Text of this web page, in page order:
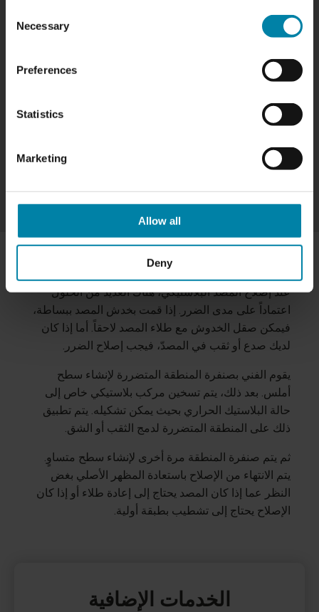
Selection
Necessary
Preferences
Statistics
Marketing
Allow all
Deny
ما هي تكلفة إصلاح المصد البلاستيكي؟
تعتمد تكلفة إصلاح الأضرار التي تلحق بالمصد البلاستيكي
على مدى الضرر وما إذا كان الضرر يحتاج إلى طلاء بعد
ذلك.كنقطة بداية، نقدم الأسعار التالية لإصلاح المصدات
تلف المصد بقياس 10 × 10 سم كحد أقصى. 10 × 10 سم:
إذا احتاج المصد إلى الطلاء بعد ذلك، فستكون هناك رسوم
كيفية إصلاح المصد البلاستيكي
عند إصلاح المصد البلاستيكي، هناك العديد من الحلول
اعتماداً على مدى الضرر. إذا قمت بخدش المصد ببساطة،
فيمكن صقل الخدوش مع طلاء المصد لاحقاً. أما إذا كان
لديك صدع أو ثقب في المصدّ، فيجب إصلاح الضرر.
يقوم الفني بصنفرة المنطقة المتضررة لإنشاء سطح
أملس. بعد ذلك، يتم تسخين مركب بلاستيكي خاص إلى
حالة البلاستيك الحراري بحيث يمكن تشكيله. يتم تطبيق
ذلك على المنطقة المتضررة لدمج الثقب أو الشق.
ثم يتم صنفرة المنطقة مرة أخرى لإنشاء سطح متساوٍ.
يتم الانتهاء من الإصلاح باستعادة المظهر الأصلي بغض
النظر عما إذا كان المصد يحتاج إلى إعادة طلاء أو إذا كان
الإصلاح يحتاج إلى تشطيب بطبقة أولية.
الخدمات الإضافية